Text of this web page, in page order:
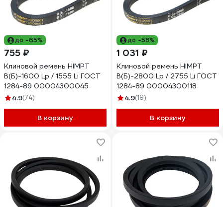
до -65%
755 ₽
Клиновой ремень HIMPT
В(Б)-1600 Lp / 1555 Li ГОСТ
1284-89 00004300045
4.9(74)
В корзину
до -58%
1 031 ₽
Клиновой ремень HIMPT
В(Б)-2800 Lp / 2755 Li ГОСТ
1284-89 00004300118
4.9(19)
В корзину